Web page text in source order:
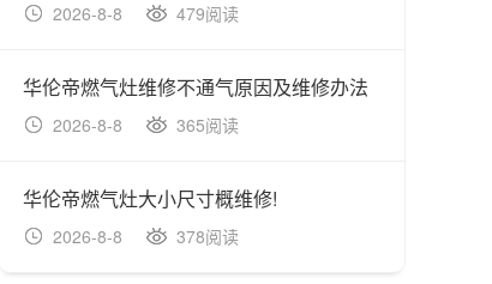
2026-8-8 479阅读
华伦帝燃气灶维修不通气原因及维修办法
2026-8-8 365阅读
华伦帝燃气灶大小尺寸概维修!
2026-8-8 378阅读